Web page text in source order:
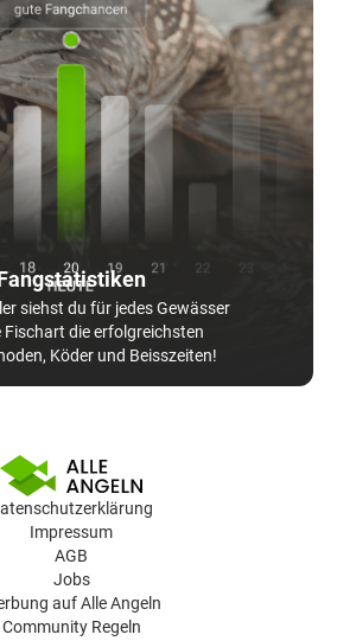
siehst du für jedes Gewässer
Fischart die erfolgreichsten
Köder und Beisszeiten!
Impressum
AGB
Jobs
auf Alle Angeln
Community Regeln